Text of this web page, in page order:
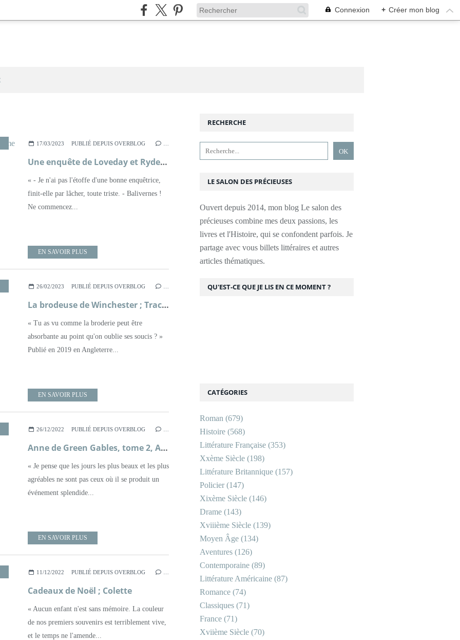
Connexion + Créer mon blog
,POLICIER,ROMAN,XXÈME SIÈCLE
17/03/2023 PUBLIÉ DEPUIS OVERBLOG
Une enquête de Loveday et Ryder, tome 1, Le corbeau d'Oxford ; Faith Martin
« - Je n'ai pas l'étoffe d'une bonne enquêtrice,
finit-elle par lâcher, toute triste. - Balivernes !
Ne commencez...
EN SAVOIR PLUS
ROMAN,XXÈME SIÈCLE
26/02/2023 PUBLIÉ DEPUIS OVERBLOG
La brodeuse de Winchester ; Tracy Chevalier
« Tu as vu comme la broderie peut être
absorbante au point qu'on oublie ses soucis ? »
Publié en 2019 en Angleterre...
EN SAVOIR PLUS
,XXÈME SIÈCLE
26/12/2022 PUBLIÉ DEPUIS OVERBLOG
Anne de Green Gables, tome 2, Anne d'Avonlea ; Lucy Maud Montgomery
« Je pense que les jours les plus beaux et les plus
agréables ne sont pas ceux où il se produit un
événement splendide...
EN SAVOIR PLUS
,SOUVENIRS ,XIXÈME SIÈCLE,XXÈME SIÈCLE
11/12/2022 PUBLIÉ DEPUIS OVERBLOG
Cadeaux de Noël ; Colette
« Aucun enfant n'est sans mémoire. La couleur
de nos premiers souvenirs est terriblement vive,
et le temps ne l'amende...
RECHERCHE
LE SALON DES PRÉCIEUSES
Ouvert depuis 2014, mon blog Le salon des
précieuses combine mes deux passions, les
livres et l'Histoire, qui se confondent parfois. Je
partage avec vous billets littéraires et autres
articles thématiques.
CATÉGORIES
Roman (679)
Histoire (568)
Littérature Française (353)
Xxème Siècle (198)
Littérature Britannique (157)
Policier(147)
Xixème Siècle (146)
Drame (143)
Xviiième Siècle (139)
Moyen Âge (134)
Aventures (126)
Contemporaine (89)
Littérature Américaine (87)
Romance (74)
Classiques (71)
France (71)
Xviième Siècle (70)
QU'EST-CE QUE JE LIS EN CE MOMENT ?